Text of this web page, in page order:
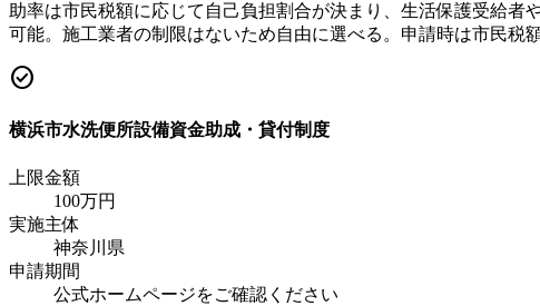
助率は市民税額に応じて自己負担割合が決まり、生活保護受給
可能。施工業者の制限はないため自由に選べる。申請時は市民税
check_circle
横浜市水洗便所設備資金助成・貸付制度
上限金額
100万円
実施主体
神奈川県
申請期間
公式ホームページをご確認ください